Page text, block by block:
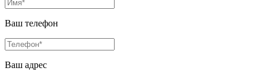
Ваш телефон
Ваш адрес